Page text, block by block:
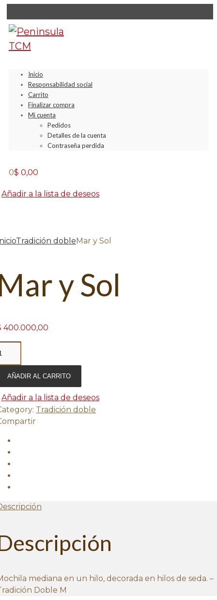
Inicio
Responsabilidad social
Carrito
Finalizar compra
Mi cuenta
Pedidos
Detalles de la cuenta
Contraseña perdida
0$ 0,00
Añadir a la lista de deseos
Tradición dobleMar y Sol
y Sol
400.000,00
AÑADIR AL CARRITO
Añadir a la lista de deseos
Tradición doble
mediana en un hilo, decorada en hilos de seda. –
Doble M